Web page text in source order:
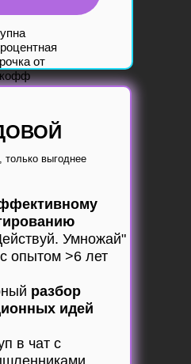
Умножай"
опытом >6 лет
разбор
идей
в чат с
только выгоднее
от